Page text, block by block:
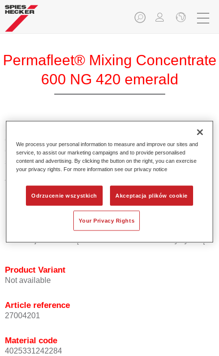
Permafleet® Mixing Concentrate
600 NG 420 emerald
Skoncentrowany pigment Permafleet Mixing Concentrate
675 dla pojazdów użytkowych. Może być również
stosowany do mieszania różnych lakierów przemysłowych
PercoTop oraz lakierów z serii Permacron MS Automotive
Top Coat 730.
Product Features
Zawiera wysokiej jakości pigment do kolorów
Oferuje znakomitą trwałość i dokładność kolorystyczną.
Product Variant
Not available
Article reference
27004201
Material code
4025331242284
We process your personal information to measure and improve our sites and
service, to assist our marketing campaigns and to provide personalised
content and advertising. By clicking the button on the right, you can exercise
your privacy rights. For more information see our privacy notice
Odrzucenie wszystkich Akceptacja plików cookie
Your Privacy Rights